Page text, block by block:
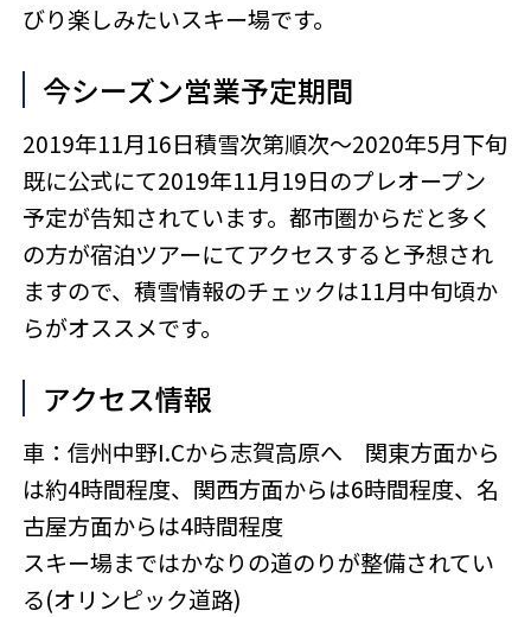
びり楽しみたいスキー場です。
今シーズン営業予定期間
2019年11月16日積雪次第順次～2020年5月下旬
既に公式にて2019年11月19日のプレオープン
予定が告知されています。都市圏からだと多く
の方が宿泊ツアーにてアクセスすると予想され
ますので、積雪情報のチェックは11月中旬頃か
らがオススメです。
アクセス情報
車：信州中野I.Cから志賀高原へ 関東方面から
は約4時間程度、関西方面からは6時間程度、名
古屋方面からは4時間程度
スキー場まではかなりの道のりが整備されてい
る(オリンピック道路)